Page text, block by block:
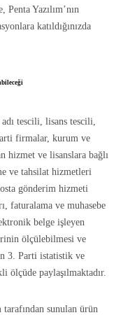
Yazılım’nın
katıldığınızda
tescili, lisans tescili,
firmalar, kurum ve
hizmet ve lisanslara bağlı
ve tahsilat hizmetleri
gönderim hizmeti
faturalama ve muhasebe
belge işleyen
ölçülebilmesi ve
3. Parti istatistik ve
ölçüde paylaşılmaktadır.
sunulan ürün